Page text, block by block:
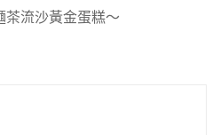
茶流沙黃金蛋糕～